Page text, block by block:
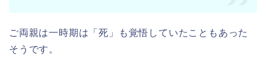
ご両親は一時期は「死」も覚悟していたこともあった
そうです。